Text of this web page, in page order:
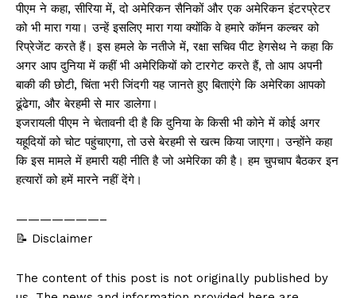
पीएम ने कहा, सीरिया में, दो अमेरिकन सैनिकों और एक अमेरिकन इंटरप्रेटर
को भी मारा गया। उन्हें इसलिए मारा गया क्योंकि वे हमारे कॉमन कल्चर को
रिप्रेजेंट करते हैं। इस हमले के नतीजे में, रक्षा सचिव पीट हेगसेथ ने कहा कि
अगर आप दुनिया में कहीं भी अमेरिकियों को टारगेट करते हैं, तो आप अपनी
बाकी की छोटी, चिंता भरी जिंदगी यह जानते हुए बिताएंगे कि अमेरिका आपको
ढूंढेगा, और बेरहमी से मार डालेगा।
इजरायली पीएम ने चेतावनी दी है कि दुनिया के किसी भी कोने में कोई अगर
यहूदियों को चोट पहुंचाएगा, तो उसे बेरहमी से खत्म किया जाएगा। उन्होंने कहा
कि इस मामले में हमारी यही नीति है जो अमेरिका की है। हम चुपचाप बैठकर इन
हत्यारों को हमें मारने नहीं देंगे।
———————–
📝 Disclaimer
The content of this post is not originally published by